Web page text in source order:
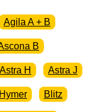
Agila A + B
B
Astra H Astra J
Blitz